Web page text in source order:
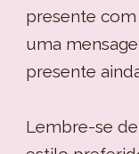
presente
uma
presente
Lembre-se